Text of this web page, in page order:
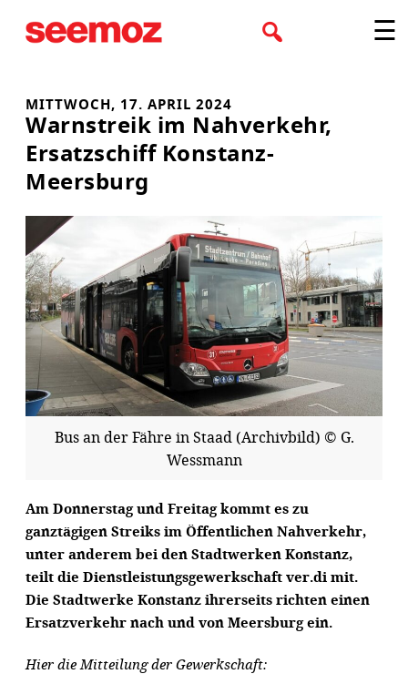
Inhalt
☰
MITTWOCH, 17. APRIL 2024
Warnstreik im Nahverkehr,
Ersatzschiff Konstanz-
Meersburg
Bus an der Fähre in Staad (Archivbild) © G.
Wessmann
Am Donnerstag und Freitag kommt es zu
ganztägigen Streiks im Öffentlichen Nahverkehr,
unter anderem bei den Stadtwerken Konstanz,
teilt die Dienstleistungsgewerkschaft ver.di mit.
Die Stadtwerke Konstanz ihrerseits richten einen
Ersatzverkehr nach und von Meersburg ein.
Hier die Mitteilung der Gewerkschaft: